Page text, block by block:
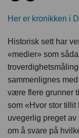
Her er kronikken i
Historisk sett har
«medier» som
sammenlignes
være flere grunner
som «Hvor stor tillit
uvegerlig preget
om å svare på